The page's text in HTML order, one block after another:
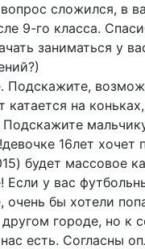
сложился, в
9-го класса.
заниматься у
Подскажите,
катается на
16лет
будет массовое
Если у вас
очень бы хотели
городе, но к
есть. Согласны